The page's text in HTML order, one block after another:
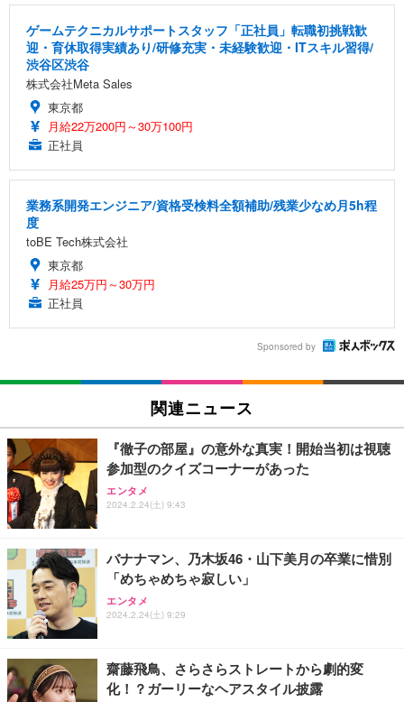
ゲームテクニカルサポートスタッフ「正社員」転職初挑戦歓
迎・育休取得実績あり/研修充実・未経験歓迎・ITスキル習得/
渋谷区渋谷
株式会社Meta Sales
東京都
月給22万200円～30万100円
正社員
業務系開発エンジニア/資格受検料全額補助/残業少なめ月5h程
度
toBE Tech株式会社
東京都
月給25万円～30万円
正社員
Sponsored by
関連ニュース
『徹子の部屋』の意外な真実！開始当初は視聴
参加型のクイズコーナーがあった
エンタメ
2024.2.24(土) 9:43
バナナマン、乃木坂46・山下美月の卒業に惜別
「めちゃめちゃ寂しい」
エンタメ
2024.2.24(土) 9:29
齋藤飛鳥、さらさらストレートから劇的変
化！？ガーリーなヘアスタイル披露